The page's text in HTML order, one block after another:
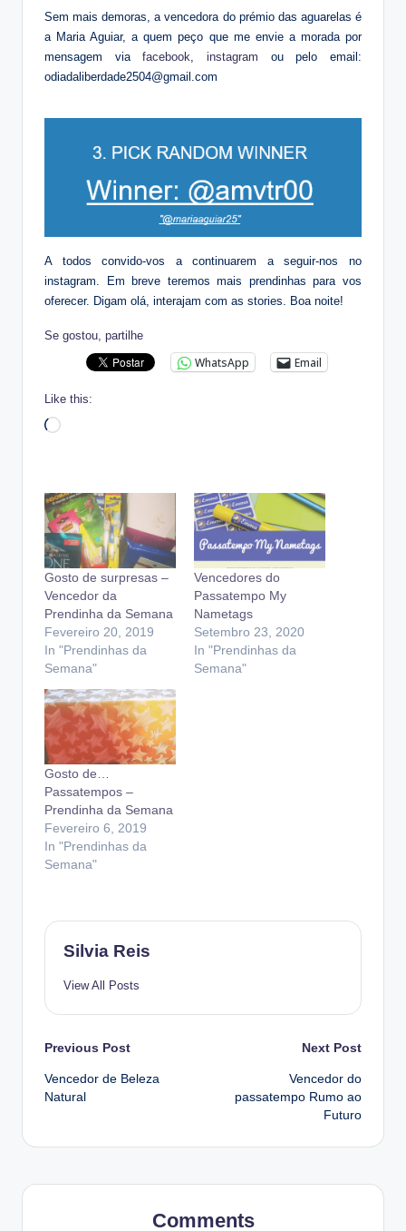
Sem mais demoras, a vencedora do prémio das aguarelas é
a Maria Aguiar, a quem peço que me envie a morada por
mensagem viafacebook,instagram ou pelo email:
odiadaliberdade2504@gmail.com
A todos convido-vos a continuarem a seguir-nos no
instagram. Em breve teremos mais prendinhas para vos
oferecer. Digam olá, interajam com as stories. Boa noite!
Se gostou, partilhe
WhatsApp Email
Like this:
Loading…
Gosto de surpresas –
Vencedor da
Prendinha da Semana
Fevereiro 20, 2019
In "Prendinhas da
Semana"
Vencedores do
Passatempo My
Nametags
Setembro 23, 2020
In "Prendinhas da
Semana"
Gosto de…
Passatempos –
Prendinha da Semana
Fevereiro 6, 2019
In "Prendinhas da
Semana"
Silvia Reis
View All Posts
Post
navigation
Previous Post
Vencedor de Beleza
Natural
Next Post
Vencedor do
passatempo Rumo ao
Futuro
Comments